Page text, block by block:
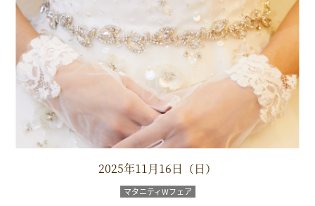
2025年11月16日（日）
マタニティWフェア